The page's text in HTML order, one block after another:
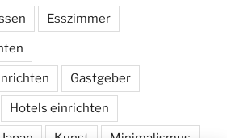
Esszimmer
Gastgeber
Hotels einrichten